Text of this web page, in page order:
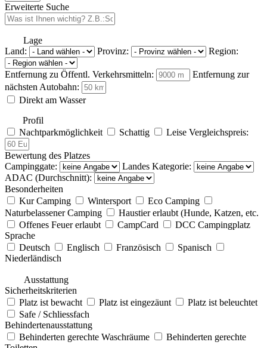
Erweiterte Suche
Lage
Land:
Provinz: Region:
Entfernung zu Öffentl. Verkehrsmitteln:
Entfernung zur
nächsten Autobahn:
Direkt am Wasser
Profil
Nachtparkmöglichkeit
Schattig Leise Vergleichspreis:
Bewertung des Platzes
Campinggate:
Landes Kategorie:
ADAC (Durchschnitt):
Besonderheiten
Kur Camping
Wintersport
Eco Camping
Naturbelassener Camping
Haustier erlaubt (Hunde, Katzen, etc.
Offenes Feuer erlaubt
CampCard
DCC Campingplatz
Sprache
Deutsch
Englisch Französisch
Spanisch
Niederländisch
Ausstattung
Sicherheitskriterien
Platz ist bewacht
Platz ist eingezäunt
Platz ist beleuchtet
Safe / Schliessfach
Behindertenausstattung
Behinderten gerechte Waschräume
Behinderten gerechte